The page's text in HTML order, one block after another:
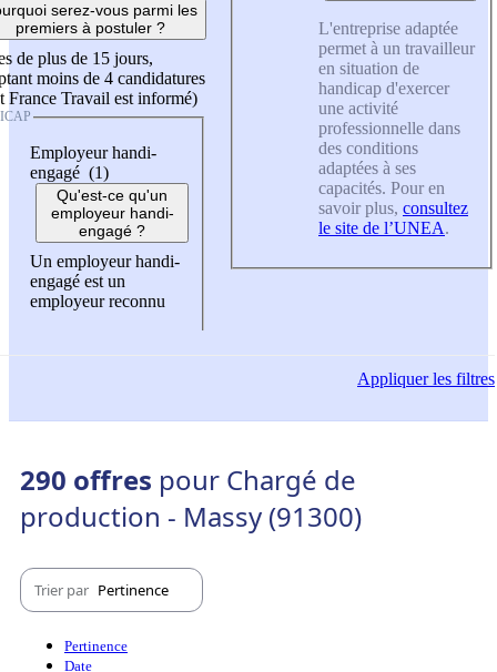
serez-vous parmi les
premiers à postuler ?
de plus de 15 jours,
moins de 4 candidatures
France Travail est informé)
Employeur handi-
engagé (1)
Qu'est-ce qu'un
employeur handi-
engagé ?
Un employeur handi-
engagé est un
employeur reconnu
L'entreprise adaptée
permet à un travailleur
en situation de
handicap d'exercer
une activité
professionnelle dans
des conditions
adaptées à ses
capacités. Pour en
savoir plus, consultez
le site de l’UNEA.
Appliquerles filtres
290 offres pour Chargé de
production - Massy (91300)
Trier par Pertinence
Pertinence
Date